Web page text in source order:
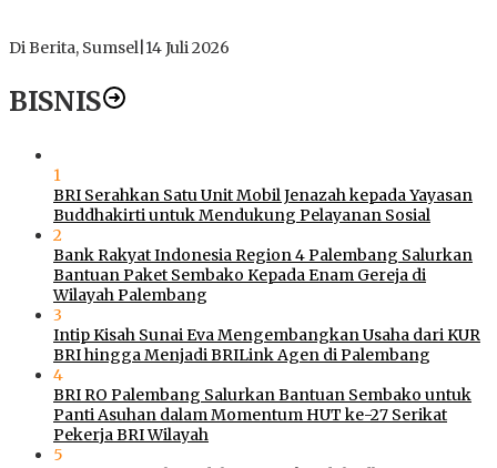
Di Berita, Sumsel 14 Juli 2026
BISNIS
1
BRI Serahkan Satu Unit Mobil Jenazah kepada Yayasan
Buddhakirti untuk Mendukung Pelayanan Sosial
2
Bank Rakyat Indonesia Region 4 Palembang Salurkan
Bantuan Paket Sembako Kepada Enam Gereja di
Wilayah Palembang
3
Intip Kisah Sunai Eva Mengembangkan Usaha dari KUR
BRI hingga Menjadi BRILink Agen di Palembang
4
BRI RO Palembang Salurkan Bantuan Sembako untuk
Panti Asuhan dalam Momentum HUT ke-27 Serikat
Pekerja BRI Wilayah
5